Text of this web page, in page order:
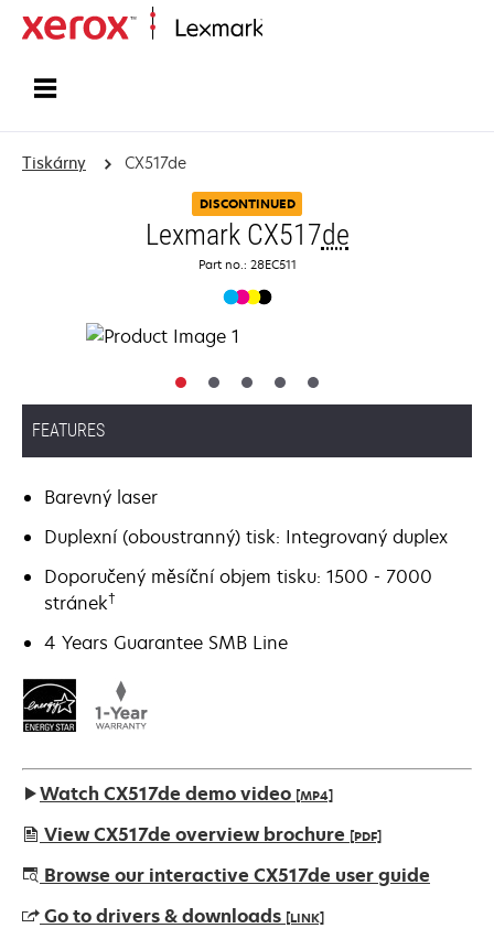
Tiskárny CX517de
DISCONTINUED
Lexmark CX517de
Part no.: 28EC511
FEATURES
Barevný laser
Duplexní (oboustranný) tisk: Integrovaný duplex
Doporučený měsíční objem tisku: 1500 - 7000
stránek†
4 Years Guarantee SMB Line
Watch CX517de demo video [MP4]
View CX517de overview brochure [PDF]
opens
a
Browse our interactive CX517de user guide
Go to drivers & downloads [LINK]